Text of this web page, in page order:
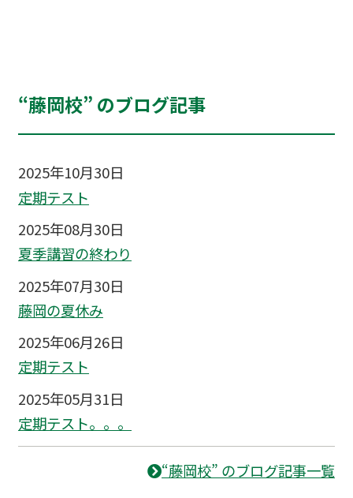
“藤岡校” のブログ記事
2025年10月30日
定期テスト
2025年08月30日
夏季講習の終わり
2025年07月30日
藤岡の夏休み
2025年06月26日
定期テスト
2025年05月31日
定期テスト。。。
“藤岡校” のブログ記事一覧